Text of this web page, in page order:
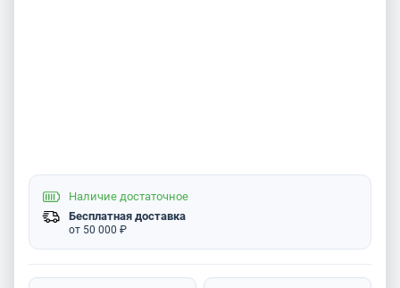
Наличие достаточное
Бесплатная доставка
от 50 000 ₽